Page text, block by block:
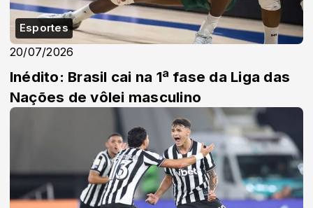
Esportes
20/07/2026
Inédito: Brasil cai na 1ª fase da Liga das
Nações de vôlei masculino